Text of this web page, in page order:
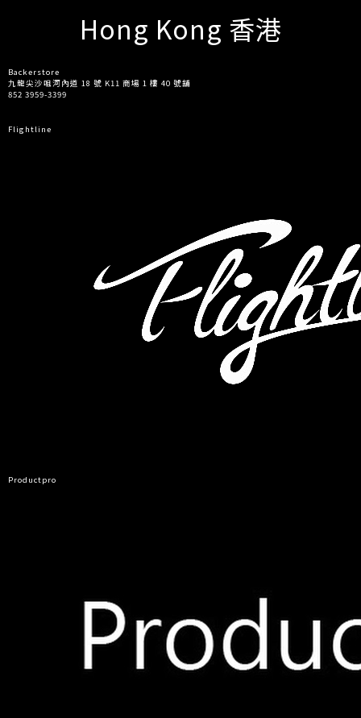
Hong Kong 香港
Backerstore
九龍尖沙咀河內道 18 號 K11 商場 1 樓 40 號舖
852 3959-3399
Flightline
Productpro